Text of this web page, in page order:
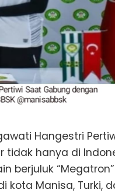
Hangestri
tidak hanya di
berjuluk
kota Manisa, Turki,